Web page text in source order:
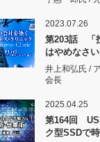
2023.07.26
第203話 「
はやめなさい
井上和弘氏 /
会長
2025.04.25
第164回
ク型SSDで時